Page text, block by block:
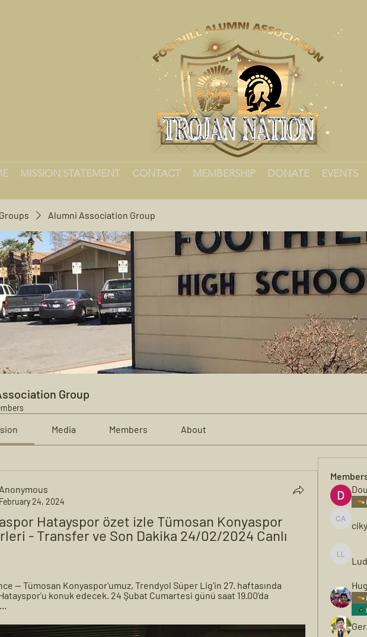
MISSION STATEMENT CONTACT MEMBERSHIP DONATE EVENTS
Groups Alumni Association Group
Group
Media Members About
Anonymous
February 24, 2024
Hatayspor özet izle Tümosan Konyaspor
- Transfer ve Son Dakika 24/02/2024 Canlı
— Tümosan Konyaspor'umuz, Trendyol Süper Lig'in 27. haftasında
konuk edecek. 24 Şubat Cumartesi günü saat 19.00'da
cikya